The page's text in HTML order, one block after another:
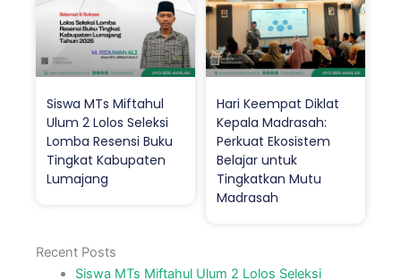
Siswa MTs Miftahul
Ulum 2 Lolos Seleksi
Lomba Resensi Buku
Tingkat Kabupaten
Lumajang
Hari Keempat Diklat
Kepala Madrasah:
Perkuat Ekosistem
Belajar untuk
Tingkatkan Mutu
Madrasah
Recent Posts
Siswa MTs Miftahul Ulum 2 Lolos Seleksi